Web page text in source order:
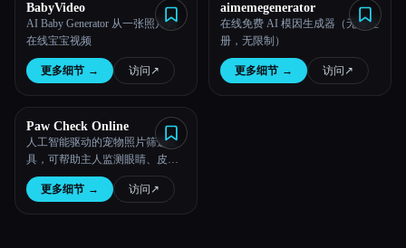
BabyVideo
AI Baby Generator 从一张照片到
在线宝宝视频
更多细节 → 访问 ↗︎
aimemegenerator
在线免费 AI 模因生成器（无需注
册，无限制）
更多细节 → 访问 ↗︎
Paw Check Online
人工智能驱动的宠物照片筛选工
具，可帮助主人监测眼睛、皮
肤、牙齿和耳朵的健康状况。
更多细节 → 访问 ↗︎